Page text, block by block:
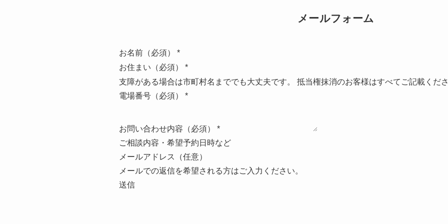
メールフォーム
お名前（必須） *
お住まい（必須） *
支障がある場合は市町村名まででも大丈夫です。 抵当権抹消のお客様はすべてご記載くだ
電場番号（必須） *
お問い合わせ内容（必須） *
ご相談内容・希望予約日時など
メールアドレス（任意）
メールでの返信を希望される方はご入力ください。
送信